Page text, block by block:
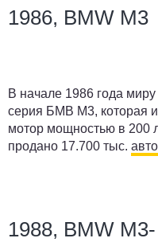
1986, BMW M3
В начале 1986 года
серия БМВ М3, которая
мотор мощностью в 200
продано 17.700 тыс.
1988, BMW